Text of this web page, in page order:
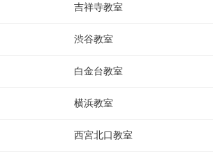
吉祥寺教室
渋谷教室
白金台教室
横浜教室
西宮北口教室